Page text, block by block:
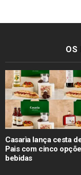
Casarìa lança cesta
Pais com cinco
bebidas